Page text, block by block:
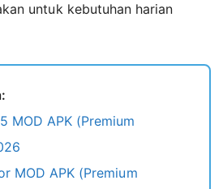
untuk kebutuhan harian
MOD APK (Premium
MOD APK (Premium